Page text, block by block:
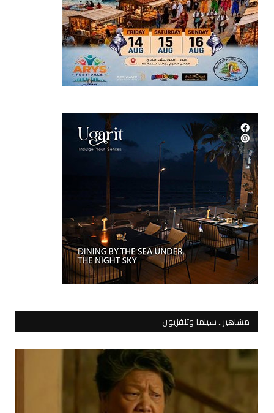
مشاهير.. سينما وتلفزيون